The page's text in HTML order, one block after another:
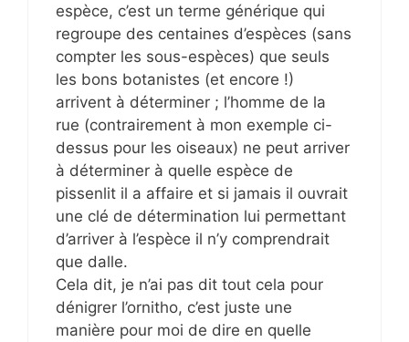
espèce, c’est un terme générique qui
regroupe des centaines d’espèces (sans
compter les sous-espèces) que seuls
les bons botanistes (et encore !)
arrivent à déterminer ; l’homme de la
rue (contrairement à mon exemple ci-
dessus pour les oiseaux) ne peut arriver
à déterminer à quelle espèce de
pissenlit il a affaire et si jamais il ouvrait
une clé de détermination lui permettant
d’arriver à l’espèce il n’y comprendrait
que dalle.
Cela dit, je n’ai pas dit tout cela pour
dénigrer l’ornitho, c’est juste une
manière pour moi de dire en quelle